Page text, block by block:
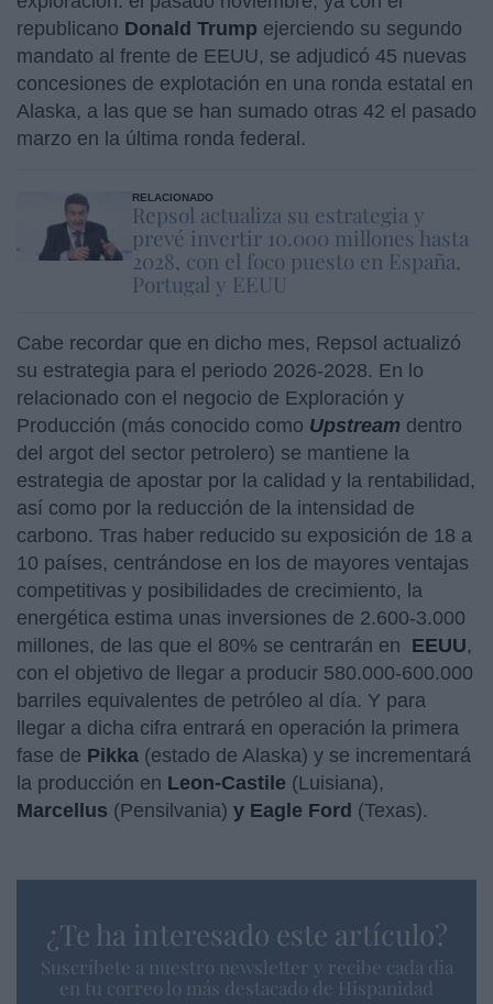
republicano Donald Trump ejerciendo su segundo
mandato al frente de EEUU, se adjudicó 45 nuevas
concesiones de explotación en una ronda estatal en
Alaska, a las que se han sumado otras 42 el pasado
marzo en la última ronda federal.
RELACIONADO
Repsol actualiza su estrategia y
prevé invertir 10.000 millones hasta
2028, con el foco puesto en España,
Portugal y EEUU
Cabe recordar que en dicho mes, Repsol actualizó
su estrategia para el periodo 2026-2028. En lo
relacionado con el negocio de Exploración y
Producción (más conocido como Upstream dentro
del argot del sector petrolero) se mantiene la
estrategia de apostar por la calidad y la rentabilidad,
así como por la reducción de la intensidad de
carbono. Tras haber reducido su exposición de 18 a
10 países, centrándose en los de mayores ventajas
competitivas y posibilidades de crecimiento, la
energética estima unas inversiones de 2.600-3.000
millones, de las que el 80% se centrarán en EEUU,
con el objetivo de llegar a producir 580.000-600.000
barriles equivalentes de petróleo al día. Y para
llegar a dicha cifra entrará en operación la primera
fase de Pikka (estado de Alaska) y se incrementará
la producción en Leon-Castile (Luisiana),
Marcellus (Pensilvania) y Eagle Ford (Texas).
¿Te ha interesado este artículo?
Suscríbete a nuestro newsletter y recibe cada dia
en tu correo lo más destacado de Hispanidad